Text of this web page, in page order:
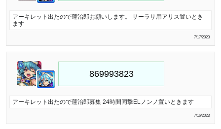
アーキレット出たので蓮治郎お願いします。 サーラサ用アリス置いとき
ます
7/17/2023
アーキレット出たので蓮治郎募集 24時間同撃ELノンノ置いときます
7/16/2023